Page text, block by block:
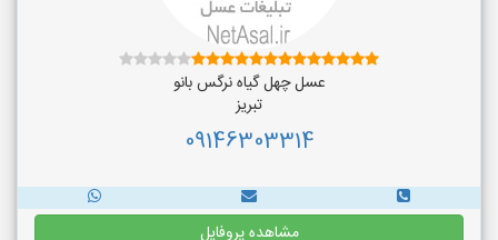
عسل چهل گیاه نرگس بانو
تبریز
09146303314
مشاهده پروفایل